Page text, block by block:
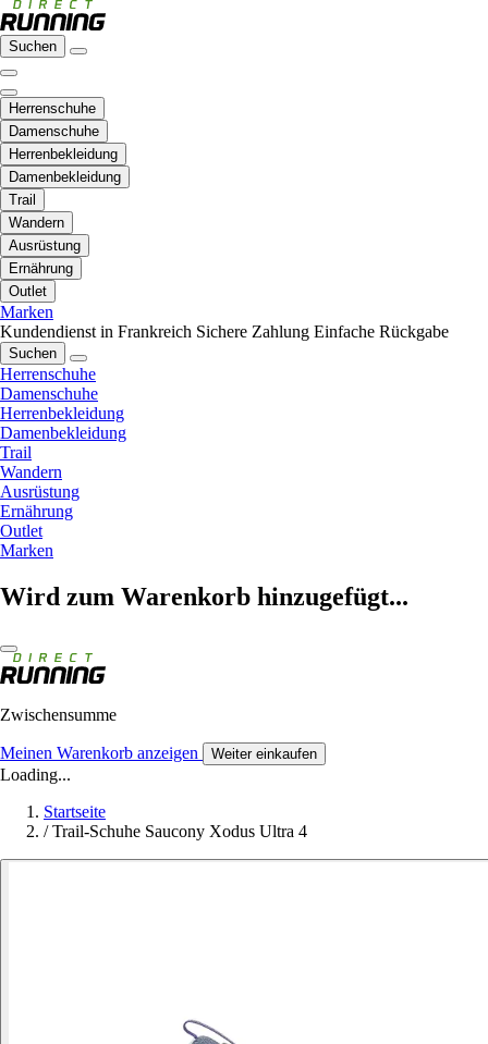
Suchen
Herrenschuhe
Damenschuhe
Herrenbekleidung
Damenbekleidung
Trail
Wandern
Ausrüstung
Ernährung
Outlet
Marken
Kundendienst in Frankreich Sichere Zahlung Einfache Rückgabe
Suchen
Herrenschuhe
Damenschuhe
Herrenbekleidung
Damenbekleidung
Trail
Wandern
Ausrüstung
Ernährung
Outlet
Marken
Wird zum Warenkorb hinzugefügt...
Zwischensumme
Meinen Warenkorb anzeigen Weiter einkaufen
Loading...
Startseite
/ Trail-Schuhe Saucony Xodus Ultra 4